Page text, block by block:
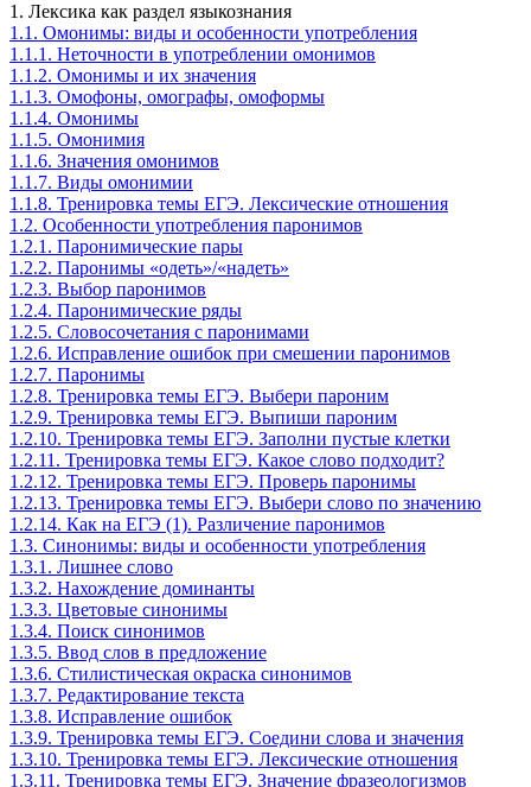
1. Лексика как раздел языкознания
1.1. Омонимы: виды и особенности употребления
1.1.1. Неточности в употреблении омонимов
1.1.2. Омонимы и их значения
1.1.3. Омофоны, омографы, омоформы
1.1.4. Омонимы
1.1.5. Омонимия
1.1.6. Значения омонимов
1.1.7. Виды омонимии
1.1.8. Тренировка темы ЕГЭ. Лексические отношения
1.2. Особенности употребления паронимов
1.2.1. Паронимические пары
1.2.2. Паронимы «одеть»/«надеть»
1.2.3. Выбор паронимов
1.2.4. Паронимические ряды
1.2.5. Словосочетания с паронимами
1.2.6. Исправление ошибок при смешении паронимов
1.2.7. Паронимы
1.2.8. Тренировка темы ЕГЭ. Выбери пароним
1.2.9. Тренировка темы ЕГЭ. Выпиши пароним
1.2.10. Тренировка темы ЕГЭ. Заполни пустые клетки
1.2.11. Тренировка темы ЕГЭ. Какое слово подходит?
1.2.12. Тренировка темы ЕГЭ. Проверь паронимы
1.2.13. Тренировка темы ЕГЭ. Выбери слово по значению
1.2.14. Как на ЕГЭ (1). Различение паронимов
1.3. Синонимы: виды и особенности употребления
1.3.1. Лишнее слово
1.3.2. Нахождение доминанты
1.3.3. Цветовые синонимы
1.3.4. Поиск синонимов
1.3.5. Ввод слов в предложение
1.3.6. Стилистическая окраска синонимов
1.3.7. Редактирование текста
1.3.8. Исправление ошибок
1.3.9. Тренировка темы ЕГЭ. Соедини слова и значения
1.3.10. Тренировка темы ЕГЭ. Лексические отношения
1.3.11. Тренировка темы ЕГЭ. Значение фразеологизмов